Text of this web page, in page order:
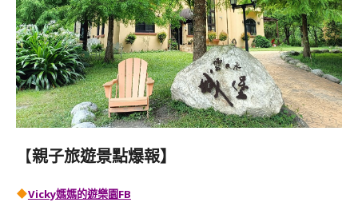
【親子旅遊景點爆報】
Vicky媽媽的遊樂園FB